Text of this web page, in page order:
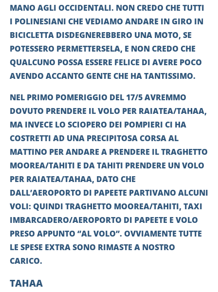
MANO AGLI OCCIDENTALI. NON CREDO CHE TUTTI
I POLINESIANI CHE VEDIAMO ANDARE IN GIRO IN
BICICLETTA DISDEGNEREBBERO UNA MOTO, SE
POTESSERO PERMETTERSELA, E NON CREDO CHE
QUALCUNO POSSA ESSERE FELICE DI AVERE POCO
AVENDO ACCANTO GENTE CHE HA TANTISSIMO.
NEL PRIMO POMERIGGIO DEL 17/5 AVREMMO
DOVUTO PRENDERE IL VOLO PER RAIATEA/TAHAA,
MA INVECE LO SCIOPERO DEI POMPIERI CI HA
COSTRETTI AD UNA PRECIPITOSA CORSA AL
MATTINO PER ANDARE A PRENDERE IL TRAGHETTO
MOOREA/TAHITI E DA TAHITI PRENDERE UN VOLO
PER RAIATEA/TAHAA, DATO CHE
DALL’AEROPORTO DI PAPEETE PARTIVANO ALCUNI
VOLI: QUINDI TRAGHETTO MOOREA/TAHITI, TAXI
IMBARCADERO/AEROPORTO DI PAPEETE E VOLO
PRESO APPUNTO ‘’AL VOLO’’. OVVIAMENTE TUTTE
LE SPESE EXTRA SONO RIMASTE A NOSTRO
CARICO.
TAHAA